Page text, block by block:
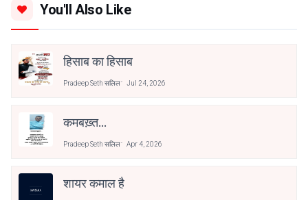
You'll Also Like
हिसाब का हिसाब
Pradeep Seth सलिल Jul 24, 2026
कमबख़्त...
Pradeep Seth सलिल Apr 4, 2026
शायर कमाल है